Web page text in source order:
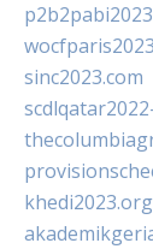
sinc2023.com
khedi2023.org